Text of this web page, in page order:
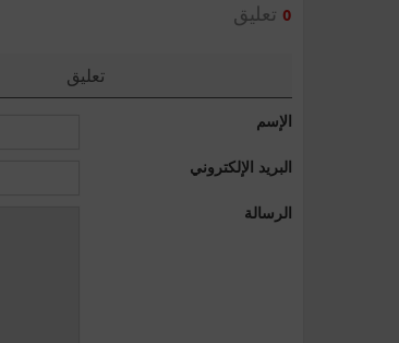
0 تعليق
تعليق
الإسم
البريد الإلكتروني
الرسالة